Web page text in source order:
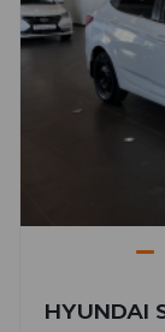
HYUNDAI